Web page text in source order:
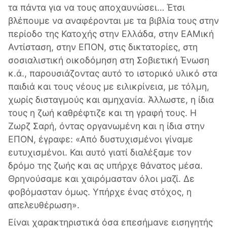
τα πάντα για να τους αποχαυνώσει… Έτσι
βλέπουμε να αναφέρονται με τα βιβλία τους στην
περίοδο της Κατοχής στην Ελλάδα, στην ΕΑΜική
Αντίσταση, στην ΕΠΟΝ, στις δικτατορίες, στη
σοσιαλιστική οικοδόμηση στη Σοβιετική Ένωση
κ.ά., παρουσιάζοντας αυτό το ιστορικό υλικό στα
παιδιά και τους νέους με ειλικρίνεια, με τόλμη,
χωρίς δισταγμούς και αμηχανία. Άλλωστε, η ίδια
τους η ζωή καθρέφτιζε και τη γραφή τους. Η
Ζωρζ Σαρή, όντας οργανωμένη και η ίδια στην
ΕΠΟΝ, έγραφε: «Από δυστυχισμένοι γίναμε
ευτυχισμένοι. Και αυτό γιατί διαλέξαμε τον
δρόμο της ζωής και ας υπήρχε θάνατος μέσα.
Θρηνούσαμε και χαιρόμασταν όλοι μαζί. Δε
φοβόμασταν όμως. Υπήρχε ένας στόχος, η
απελευθέρωση».
Είναι χαρακτηριστικά όσα επεσήμανε εισηγητής